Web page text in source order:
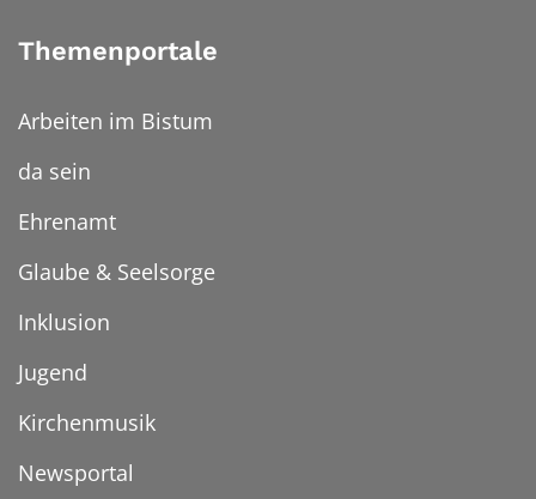
Themenportale
Arbeiten im Bistum
da sein
Ehrenamt
Glaube & Seelsorge
Inklusion
Jugend
Kirchenmusik
Newsportal